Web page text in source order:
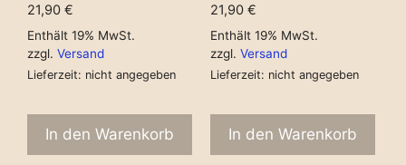
21,90 €
Enthält 19% MwSt.
zzgl. Versand
Lieferzeit: nicht angegeben
In den Warenkorb
21,90 €
Enthält 19% MwSt.
zzgl. Versand
Lieferzeit: nicht angegeben
In den Warenkorb